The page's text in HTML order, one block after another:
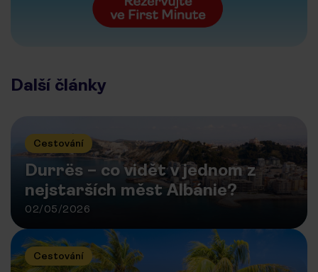
Další články
Cestování
Durrës – co vidět v jednom z
nejstarších měst Albánie?
02/05/2026
Cestování